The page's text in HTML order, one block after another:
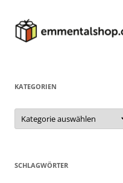
KATEGORIEN
Kategorien
SCHLAGWÖRTER